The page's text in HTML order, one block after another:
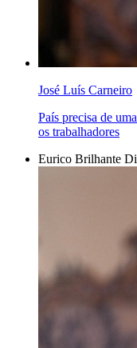
José Luís Carneiro
País precisa de
os trabalhadores
Eurico Brilhante